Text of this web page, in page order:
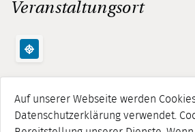
Auf unserer Webseite werden
Datenschutzerklärung verwendet.
Veranstaltungsort